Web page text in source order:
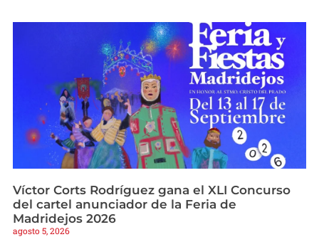
Víctor Corts Rodríguez gana el XLI Concurso
del cartel anunciador de la Feria de
Madridejos 2026
agosto 5, 2026